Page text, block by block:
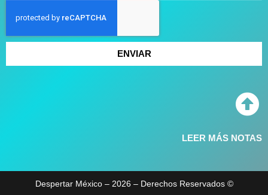
ENVIAR
LEER MÁS NOTAS
Despertar México – 2026 – Derechos Reservados ©